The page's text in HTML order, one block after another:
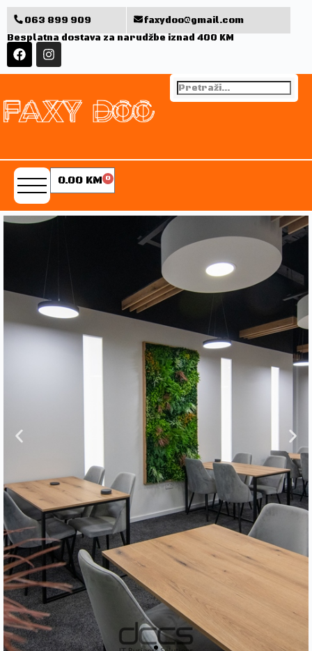
063 899 909
faxydoo@gmail.com
Besplatna dostava za narudžbe iznad 400 KM
0.00 KM 0